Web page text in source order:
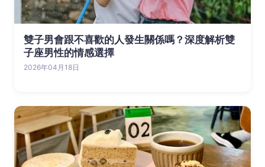
雙子男會跟不喜歡的人發生關係嗎？深度解析雙
子座男性的情感選擇
2026年04月18日